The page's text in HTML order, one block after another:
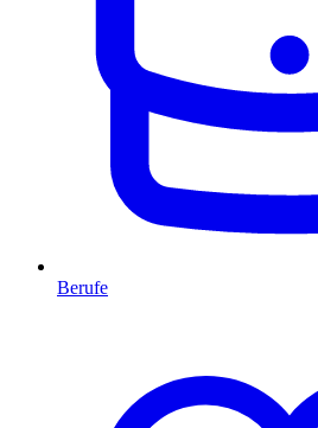
Berufe